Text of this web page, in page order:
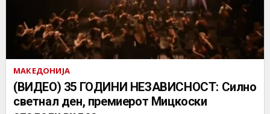
МАКЕДОНИЈА
(ВИДЕО) 35 ГОДИНИ НЕЗАВИСНОСТ: Силно
светнал ден, премиерот Мицкоски